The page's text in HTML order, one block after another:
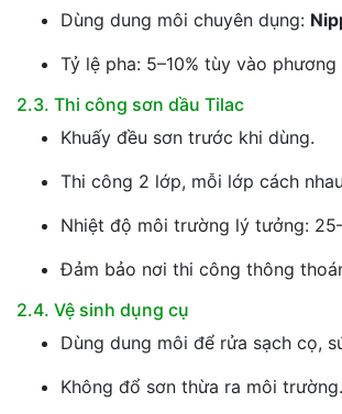
Dùng dung môi chuyên dụng:
Tỷ lệ pha: 5–10% tùy vào
2.3. Thi công sơn dầu Tilac
Khuấy đều sơn trước khi dùng.
Thi công 2 lớp, mỗi lớp cách
Nhiệt độ môi trường lý tưởng:
Đảm bảo nơi thi công thông
2.4. Vệ sinh dụng cụ
Dùng dung môi để rửa sạch cọ,
Không đổ sơn thừa ra môi trường.